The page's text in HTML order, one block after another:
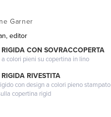
Garner
editor
CON SOVRACCOPERTA
colori pieni su copertina in lino
RIVESTITA
con design a colori pieno stampato
copertina rigid